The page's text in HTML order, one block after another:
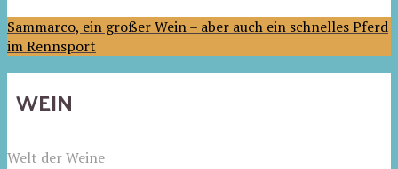
Sammarco, ein großer Wein – aber auch ein schnelles Pferd
im Rennsport
WEIN
Welt der Weine